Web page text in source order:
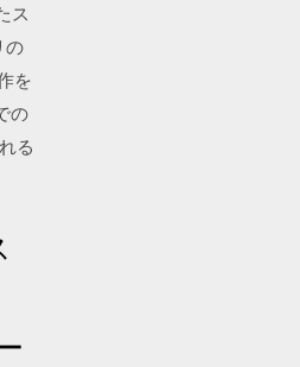
ス
の
を
の
る